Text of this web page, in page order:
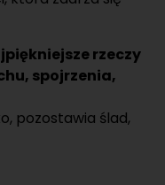
rzeczy
spojrzenia,
pozostawia ślad,